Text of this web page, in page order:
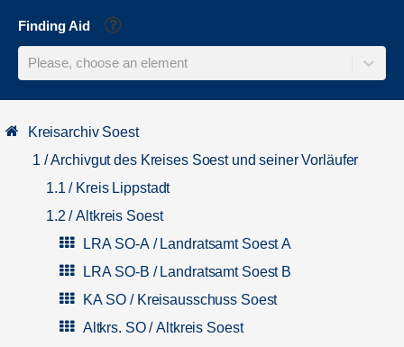
Finding Aid Help
Please, choose an element
Kreisarchiv Soest
1 / Archivgut des Kreises Soest und seiner Vorläufer
1.1 / Kreis Lippstadt
1.2 / Altkreis Soest
LRA SO-A / Landratsamt Soest A
LRA SO-B / Landratsamt Soest B
KA SO / Kreisausschuss Soest
Altkrs. SO / Altkreis Soest